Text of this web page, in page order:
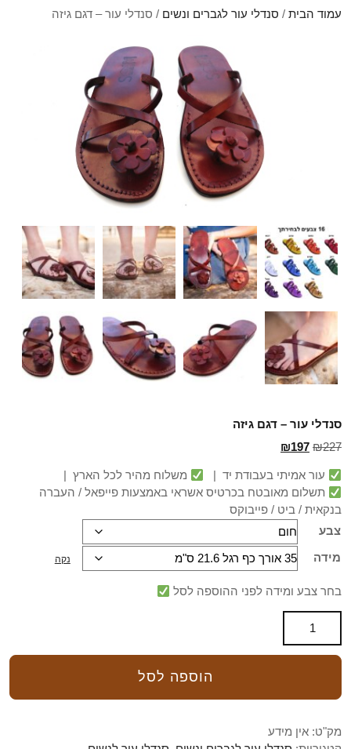
עמוד הבית / סנדלי עור לגברים ונשים / סנדלי עור – דגם גיזה
סנדלי עור – דגם גיזה
₪227
₪197
עור אמיתי בעבודת יד |
משלוח מהיר לכל הארץ |
תשלום מאובטח בכרטיס אשראי באמצעות פייפאל / העברה
בנקאית / ביט / פייבוקס
צבע
מידה
נקה
בחר צבע ומידה לפני ההוספה לסל
הוספה לסל
מק"ט: אין מידע